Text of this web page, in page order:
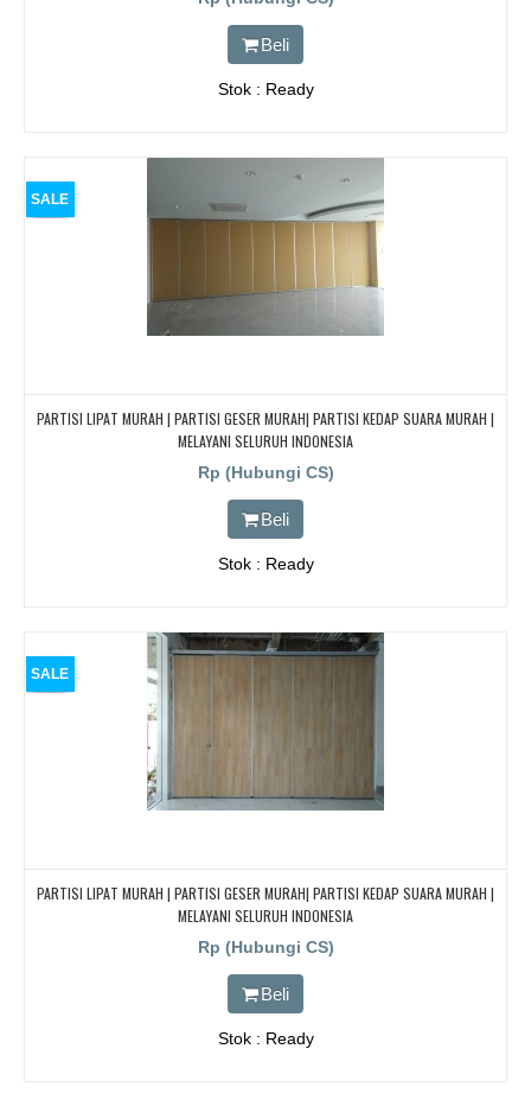
Beli
Stok : Ready
SALE
PARTISI LIPAT MURAH | PARTISI GESER MURAH| PARTISI KEDAP SUARA MURAH |
MELAYANI SELURUH INDONESIA
Rp (Hubungi CS)
Beli
Stok : Ready
SALE
PARTISI LIPAT MURAH | PARTISI GESER MURAH| PARTISI KEDAP SUARA MURAH |
MELAYANI SELURUH INDONESIA
Rp (Hubungi CS)
Beli
Stok : Ready